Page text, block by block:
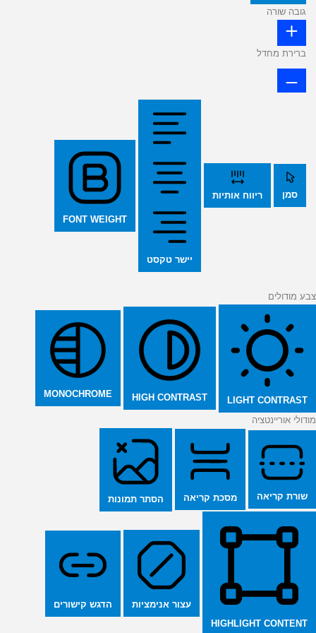
גובה שורה
ברירת מחדל
סמן ריווח אותיות
יישר טקסט
FONT WEIGHT
צבע מודולים
LIGHT CONTRAST
HIGH CONTRAST
MONOCHROME
מודולי אוריינטציה
שורת קריאה מסכת קריאה הסתר תמונות
HIGHLIGHT CONTENT
עצור אנימציות הדגש קישורים